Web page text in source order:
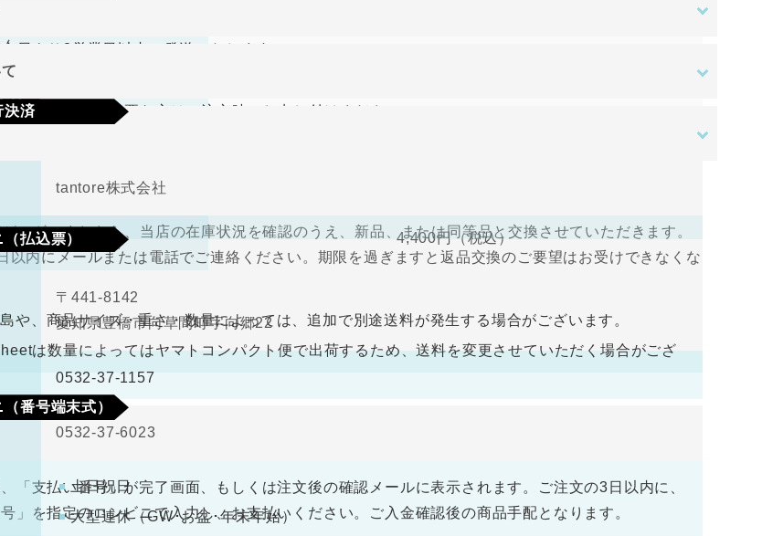
4～5日営業日以内の商品手配となります。手数料はご負担をお願いいたします。
決済
数料はご負担をお願いいたします。
払込票）
票が郵送で届きます。決済依頼日より6日以内にご入金をお願い致します。ご入金確認後の商品手
。
番号端末式）
「支払い番号」が完了画面、もしくは注文後の確認メールに表示されます。ご注文の3日以内に、
号」を指定のコンビニで入力し、お支払いください。ご入金確認後の商品手配となります。
4,400円（税込）
や、商品サイズ・重さ・数量によっては、追加で別途送料が発生する場合がございます。
は数量によってはヤマトコンパクト便で出荷するため、送料を変更させていただく場合がござ
メーカー取り寄せ商品の場合、著しく商品に欠陥がある場合を除き、原則として返品交換を受け付
。
やメーカー取り寄せ商品の場合、著しく商品に欠陥がある場合を除き、原則として返品交換を受け付
ございましたら、当店の在庫状況を確認のうえ、新品、または同等品と交換させていただきます。
以内にメールまたは電話でご連絡ください。期限を過ぎますと返品交換のご要望はお受けできなくな
日より2営業日以内に発送いたします。
からご希望の配送時間をご指定頂けます。
、請求書）が必要な方はご注文時にお申し付けください。
tantore株式会社
中河原 毅
〒441-8142
愛知県豊橋市向草間町字向郷22
0532-37-1157
0532-37-6023
土日祝日
大型連休（GW･お盆･年末年始）